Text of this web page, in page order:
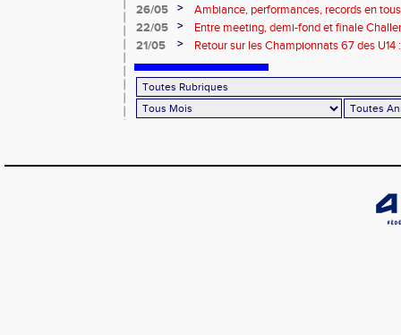
26/05
>
Ambiance, performances, records en
S2A ont brillé !
22/05 >
Entre meeting, demi-fond et finale
21/05
> Retour sur les Championnats 67 des U14